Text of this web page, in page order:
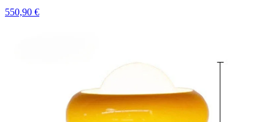
550,90 €